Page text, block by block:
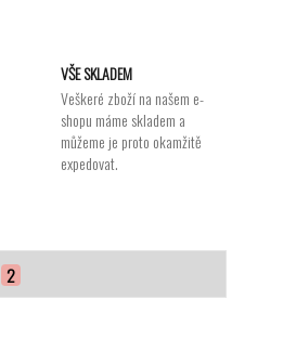
VŠE SKLADEM
Veškeré zboží na našem e-
shopu máme skladem a
můžeme je proto okamžitě
expedovat.
2